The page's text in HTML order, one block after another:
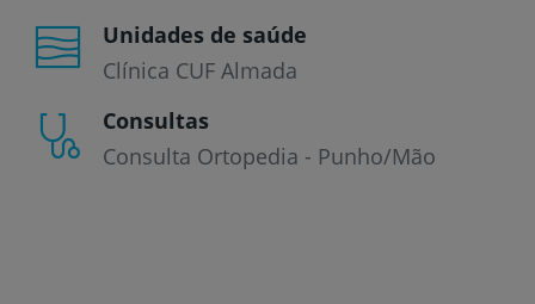
Unidades de saúde
Clínica CUF Almada
Consultas
Consulta Ortopedia - Punho/Mão